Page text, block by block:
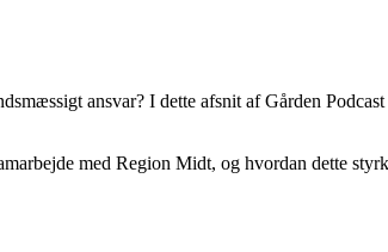
ansvar? I dette afsnit af Gården
med Region Midt, og hvordan dette